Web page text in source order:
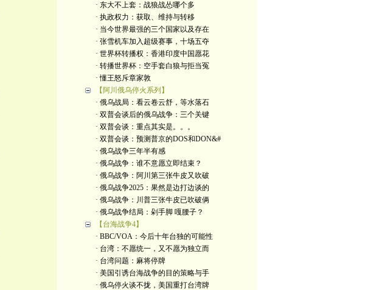
· 东大不上套：战狼战怂哪个多
· 执政权力：获取、维持与转移
· 当今世界最强的三个国家以及存在
· 张雪机车加入超级赛事，十场五夺
· 世界杯转播权：香港印度中国愿花
· 转播世界杯：空手套白狼与拒当冤
· 懂王怒斥章家敦
【阿川俄乌停火系列】
· 俄乌战局：看云卷云舒，等水落石
· 双普会谈后的俄乌战争：三个关键
· 双普会谈：重点其实是。。。
· 双普会谈：预测普京的DOS和DON&#
· 俄乌战争三年半有感
· 俄乌战争：谁不意愿立即结束？
· 俄乌战争：阿川第三张牛皮又吹破
· 俄乌战争2025：果然是边打边谈的
· 俄乌战争：川普三张牛皮已吹破俩
· 俄乌战争结局：剁手脚 嘎腰子？
【台海战争4】
· BBC/VOA：今后十年台独的可能性
· 台湾：不愿统一，又不愿为独立而
· 台湾问题：麻将停牌
· 美国引诱台海战争的目的策略与手
· 俄乌停火谈不拢，美国重打台湾牌